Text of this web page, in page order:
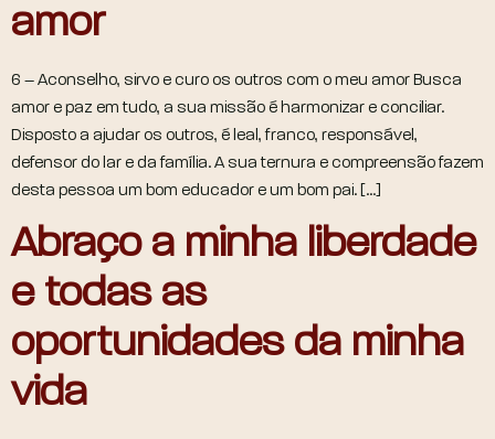
amor
6 – Aconselho, sirvo e curo os outros com o meu amor Busca
amor e paz em tudo, a sua missão é harmonizar e conciliar.
Disposto a ajudar os outros, é leal, franco, responsável,
defensor do lar e da família. A sua ternura e compreensão fazem
desta pessoa um bom educador e um bom pai. […]
Abraço a minha liberdade
e todas as
oportunidades da minha
vida